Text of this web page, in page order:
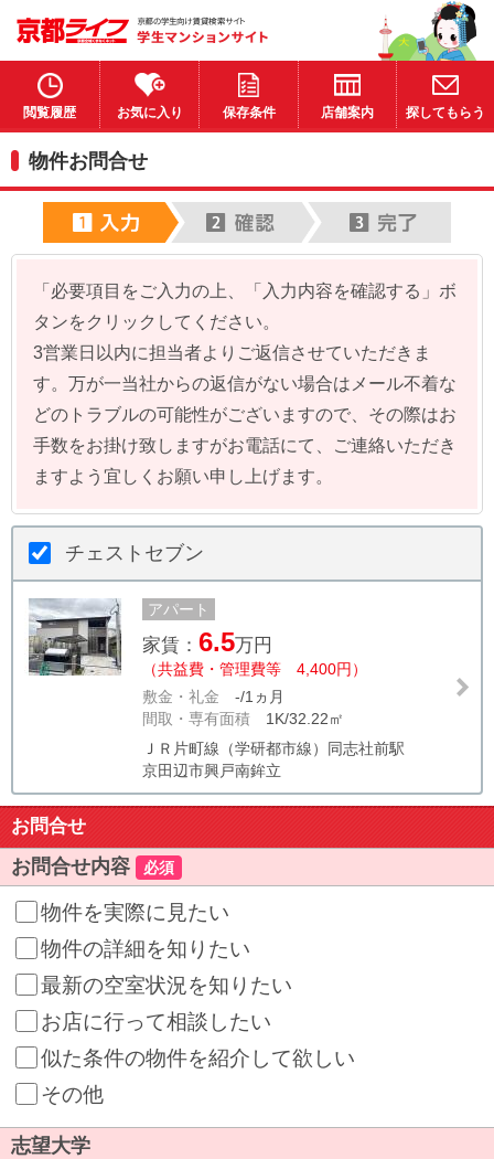
閲覧履歴 お気に入り 保存条件 店舗案内 探してもらう
物件お問合せ
「必要項目をご入力の上、「入力内容を確認する」ボ
タンをクリックしてください。
3営業日以内に担当者よりご返信させていただきま
す。万が一当社からの返信がない場合はメール不着な
どのトラブルの可能性がございますので、その際はお
手数をお掛け致しますがお電話にて、ご連絡いただき
ますよう宜しくお願い申し上げます。
チェストセブン
アパート
家賃： 6.5万円
（共益費・管理費等 4,400円）
敷金・礼金 -/1ヵ月
間取・専有面積 1K/32.22㎡
ＪＲ片町線（学研都市線）同志社前駅
京田辺市興戸南鉾立
お問合せ
お問合せ内容 必須
物件を実際に見たい
物件の詳細を知りたい
最新の空室状況を知りたい
お店に行って相談したい
似た条件の物件を紹介して欲しい
その他
志望大学